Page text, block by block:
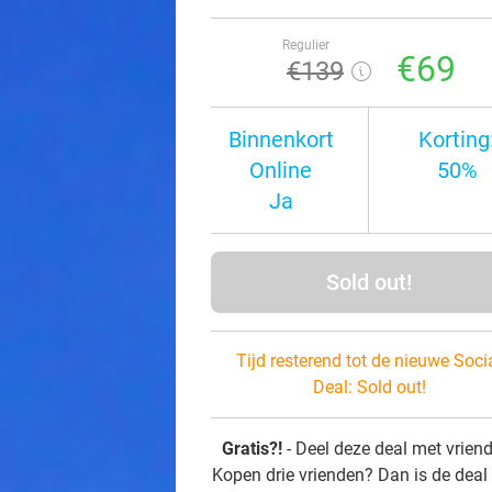
Regulier
€139 €69
Binnenkort
Online
Ja
50%
Sold out!
Tijd resterend tot de nieuwe
Deal: Sold out!
Gratis?! - Deel deze deal met
Kopen drie vrienden? Dan is de